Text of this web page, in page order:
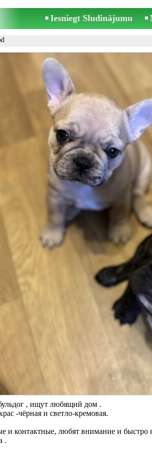
Iesniegt Sludinājumu
, ищут любящий дом .
-чёрная и светло-кремовая.
и контактные, любят внимание и быстро
.